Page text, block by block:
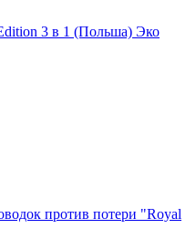
3 в 1 (Польша) Эко
против потери "Royal